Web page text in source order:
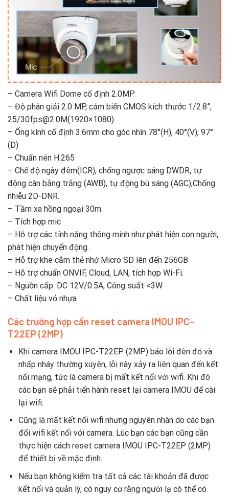
– Camera Wifi Dome cố định 2.0MP
– Độ phân giải 2.0 MP, cảm biến CMOS kích thước 1/2.8”,
25/30fps@2.0M(1920×1080)
– Ống kính cố định 3.6mm cho góc nhìn 78°(H), 40°(V), 97°
(D)
– Chuẩn nén H.265
– Chế độ ngày đêm(ICR), chống ngược sáng DWDR, tự
động cân bằng trắng (AWB), tự động bù sáng (AGC),Chống
nhiễu 2D-DNR.
– Tầm xa hồng ngoại 30m.
– Tích hợp mic
– Hỗ trợ các tính năng thông minh như phát hiện con người,
phát hiện chuyển động.
– Hỗ trợ khe cắm thẻ nhớ Micro SD lên đến 256GB
– Hỗ trợ chuẩn ONVIF, Cloud, LAN, tích hợp Wi-Fi.
– Nguồn cấp: DC 12V/0.5A, Công suất <3W
– Chất liệu vỏ nhựa
Các trường hợp cần reset camera IMOU IPC-
T22EP (2MP)
Khi camera IMOU IPC-T22EP (2MP) báo lỗi đèn đỏ và
nhấp nháy thường xuyên, lỗi này xảy ra liên quan đến kết
nối mạng, tức là camera bị mất kết nối với wifi. Khi đó
các bạn sẽ phải tiến hành reset lại camera IMOU để cài
lại wifi.
Cũng là mất kết nối wifi nhưng nguyên nhân do các bạn
đổi wifi kết nối với camera. Lúc bạn các bạn cũng cần
thực hiện cách reset camera IMOU IPC-T22EP (2MP)
để thiết bị về mặc định.
Nếu bạn không kiểm tra tất cả các tài khoản đã được
kết nối và quản lý, có nguy cơ rằng người lạ có thể có